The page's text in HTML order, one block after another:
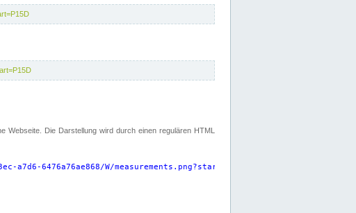
Webseite. Die Darstellung wird durch einen regulären HTML
6476a76ae868/W/measurements.png?start=P15D&width=925&height=220